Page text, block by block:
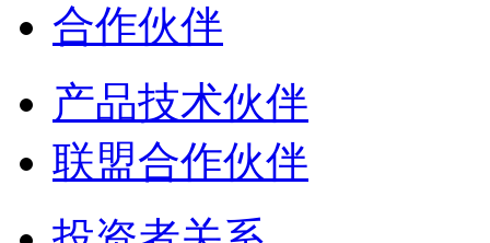
合作伙伴
产品技术伙伴
联盟合作伙伴